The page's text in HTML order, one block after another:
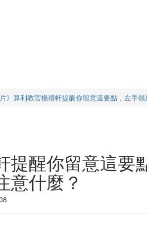
》算利教官楊禮軒提醒你留意這要點，左手
提醒你留意這要
意什麼？